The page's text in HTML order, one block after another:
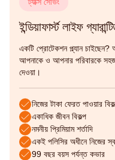
ইন্ডিয়াফার্স্ট লাইফ
একটি প্রোটেকশন প্ল্যান চাইছেন?
আপনাকে ও আপনার পরিবারকে
দেওয়া।
নিজের টাকা ফেরত পাওয়ার
একাধিক জীবন বিকল্প
নমনীয় প্রিমিয়াম শর্তাদি
একই পলিসির অধীনে নিজের
99 বছর বয়স পর্যন্ত কভার